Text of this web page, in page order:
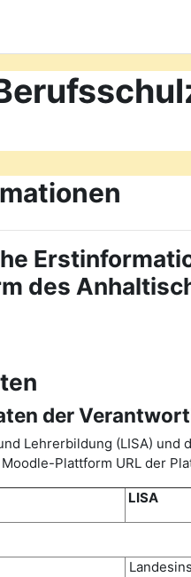
des
der
Lehrerbildung (LISA)
Plattform URL der
LISA